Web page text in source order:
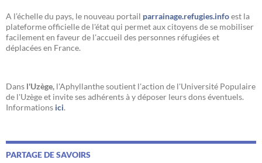
A l’échelle du pays, le nouveau portail parrainage.refugies.infoest la
plateforme officielle de l'état qui permet aux citoyens de se mobiliser
facilement en faveur de l'accueil des personnes réfugiées et
déplacées en France.
Dans l'Uzège, l'Aphyllanthe soutient l'action de l'Université Populaire
de l'Uzège et invite ses adhérents à y déposer leurs dons éventuels.
Informations ici.
PARTAGE DE SAVOIRS